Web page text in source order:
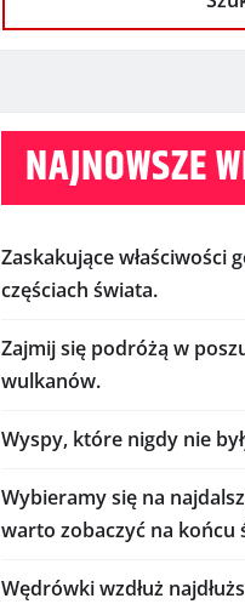
NAJNOWSZE
Zaskakujące właściwości
częściach świata.
Zajmij się podróżą w
wulkanów.
Wyspy, które nigdy nie
Wybieramy się na
warto zobaczyć na końcu
Wędrówki wzdłuż